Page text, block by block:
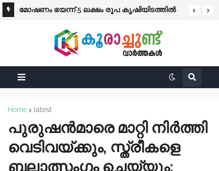
മോഷണം ഭയന്ന് 5 ലക്ഷം രൂപ കൃഷിയിടത്തിൽ
കിട്ടിയത് ചിതലരിച്ച നോട്ടുകൾ
Home latest
പുരുഷൻമാരെ മാറ്റി നിർത്തി
വെടിവയ്ക്കും, സ്ത്രീകളെ
ബലാത്സംഗം ചെയ്യും;